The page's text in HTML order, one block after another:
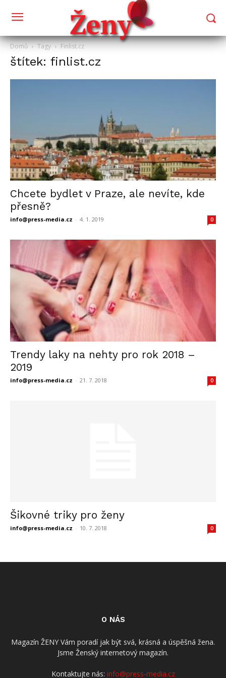
Domů Tagy Finlist.cz
štítek: finlist.cz
Chcete bydlet v Praze, ale nevíte, kde
přesně?
info@press-media.cz - 4. 1. 2019 0
Trendy laky na nehty pro rok 2018 –
2019
info@press-media.cz - 21. 7. 2018 0
Šikovné triky pro ženy
info@press-media.cz - 10. 7. 2018 0
O NÁS
Magazín ŽENY Vám poradí jak být svá, krásná a úspěšná žena.
Jsme Ženský internetový magazín.
Kontaktujte nás: info@press-media.cz